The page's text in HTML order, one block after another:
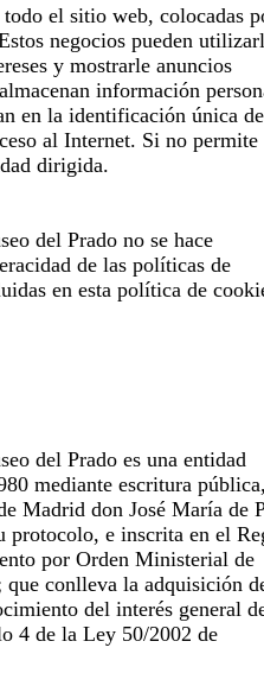
todo el sitio web, colocadas
negocios pueden
y mostrarle anuncios
información
en la identificación única
al Internet. Si no permite
dirigida.
del Prado no se hace
de las políticas de
en esta política de
del Prado es una entidad
mediante escritura
Madrid don José María de
protocolo, e inscrita en el
por Orden Ministerial de
conlleva la adquisición
del interés general
4 de la Ley 50/2002 de